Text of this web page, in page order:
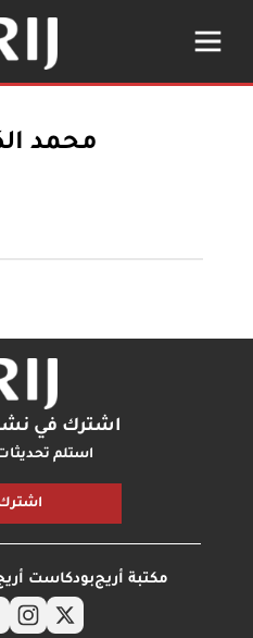
محمد
اشترك في
استلم
مكتبة أريجبودكاست